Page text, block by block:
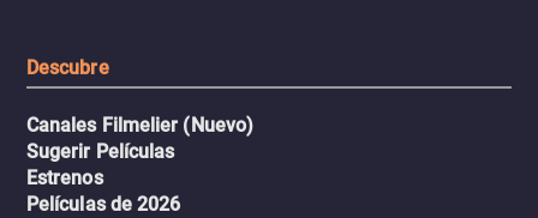
Descubre
Canales Filmelier (Nuevo)
Sugerir Películas
Estrenos
Películas de 2026